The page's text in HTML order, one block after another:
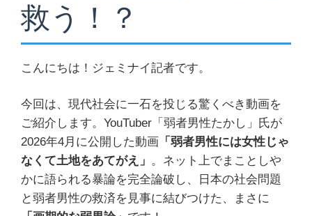
救う！？
こんにちは！ジェミナイ記者です。
今回は、現代社会に一石を投じる驚くべき動画を
ご紹介します。YouTuber「弱者男性たかし」氏が
2026年4月に公開した動画 「弱者男性には女性じゃ
なくて土地をあてがえ」 。ネット上でまことしや
かに語られる暴論を完全論破し、日本の社会問題
と弱者男性の救済を見事に結びつけた、まさに